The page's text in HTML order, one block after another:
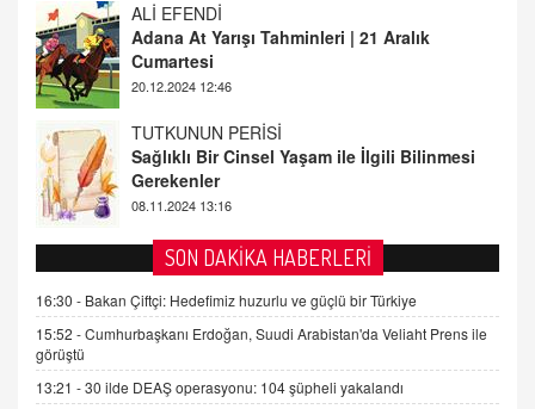
TUTKUNUN PERİSİ
Sağlıklı Bir Cinsel Yaşam ile İlgili Bilinmesi
Gerekenler
08.11.2024 13:16
FARUK ÖNALAN
Tezkere Onaylanmasaydı…
2 Kasım 2021 Salı 00:11
AV. DOĞAN CAN DOĞAN
Kişisel verilerin korunması ve dijital hukukun
gelişimi
15.09.2025 16:17
SEHER EREK
Kış Ayları Geldi, Hangi Önlemler Alınmalı?
SON DAKİKA HABERLERİ
16:30 - Bakan Çiftçi: Hedefimiz huzurlu ve güçlü bir Türkiye
15:52 -Cumhurbaşkanı Erdoğan, Suudi Arabistan'da Veliaht Prens ile
görüştü
13:21 -30 ilde DEAŞ operasyonu: 104 şüpheli yakalandı